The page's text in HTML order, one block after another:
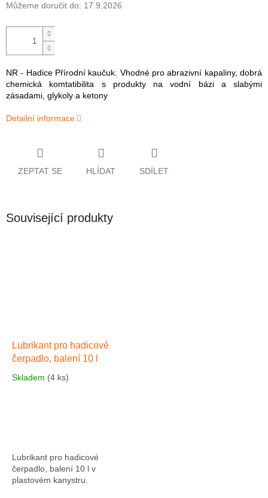
Můžeme doručit do: 17.9.2026
NR - Hadice Přírodní kaučuk. Vhodné pro abrazivní kapaliny, dobrá
chemická komtatibilita s produkty na vodní bázi a slabými
zásadami, glykoly a ketony
Detailní informace
ZEPTAT SE HLÍDAT SDÍLET
Související produkty
Lubrikant pro hadicové
čerpadlo, balení 10 l
Skladem (4 ks)
Lubrikant pro hadicové
čerpadlo, balení 10 l v
plastovém kanystru.